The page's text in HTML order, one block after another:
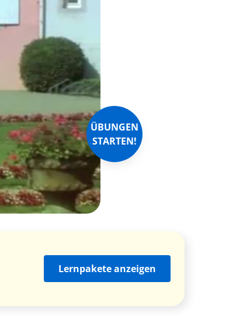
ÜBUNGEN
STARTEN!
Lernpakete anzeigen